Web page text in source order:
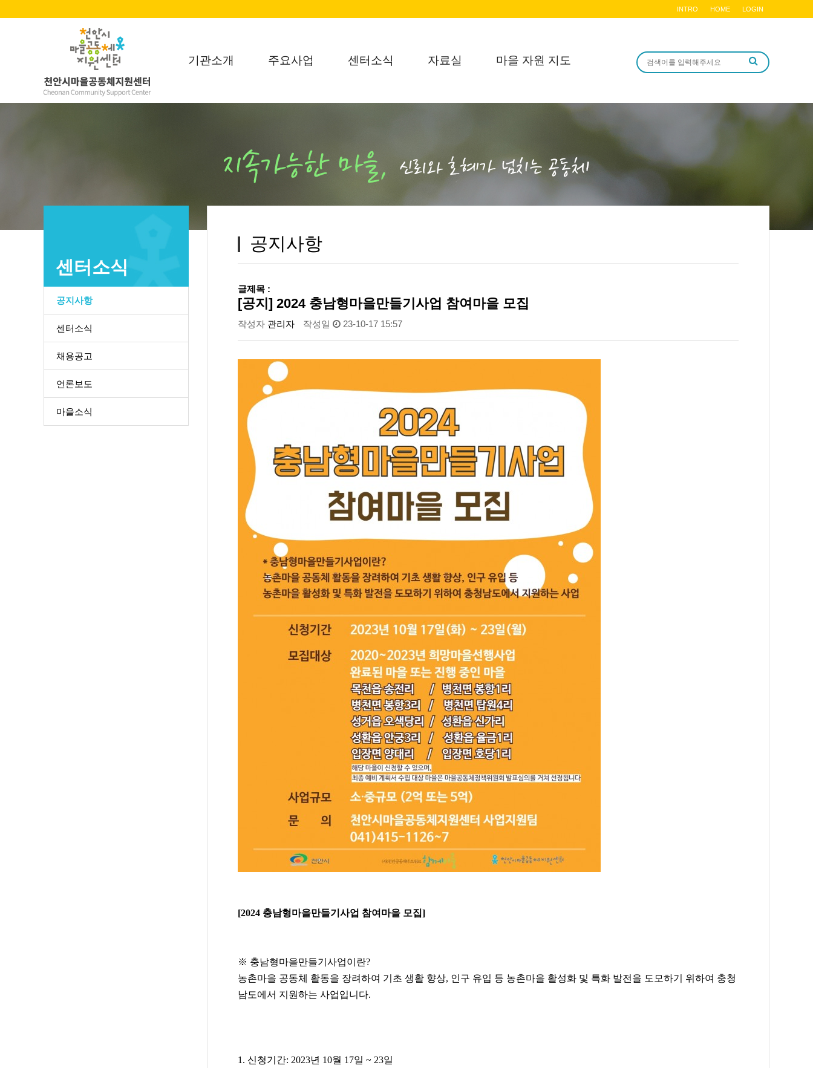
LOGIN
HOME
INTRO
기관소개 주요사업 센터소식 자료실 마을 자원 지도
센터소식
공지사항
센터소식
채용공고
언론보도
마을소식
공지사항
글제목 :
[공지] 2024 충남형마을만들기사업 참여마을 모집
작성자 관리자 작성일 23-10-17 15:57
[2024 충남형마을만들기사업 참여마을 모집]
※ 충남형마을만들기사업이란?
농촌마을 공동체 활동을 장려하여 기초 생활 향상, 인구 유입 등 농촌마을 활성화 및 특화 발전을 도모하기 위하여 충청
남도에서 지원하는 사업입니다.
1. 신청기간: 2023년 10월 17일 ~ 23일